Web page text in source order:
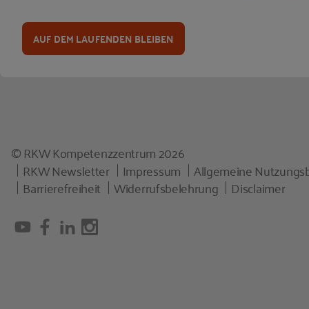
AUF DEM LAUFENDEN BLEIBEN
© RKW Kompetenzzentrum 2026
RKW Newsletter
Impressum Allgemeine
Barrierefreiheit Widerrufsbelehrung Disclaimer